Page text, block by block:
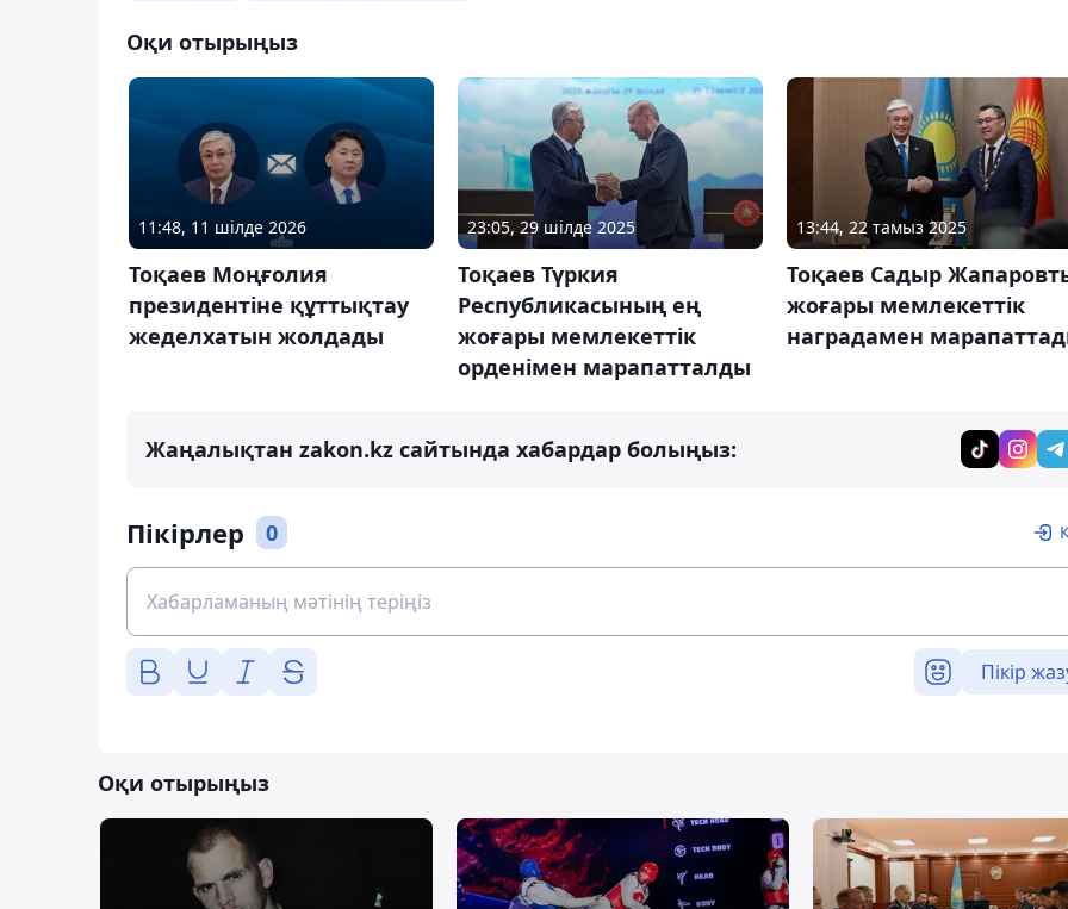
Оқи отырыңыз
11:48, 11 шілде 2026
Тоқаев Моңғолия
президентіне құттықтау
жеделхатын жолдады
23:05, 29 шілде 2025
Тоқаев Түркия
Республикасының ең
жоғары мемлекеттік
орденімен марапатталды
13:44, 22 тамыз 2025
Тоқаев Садыр
жоғары мемлекеттік
наградамен
Жаңалықтан zakon.kz сайтында хабардар болыңыз:
Пікірлер 0
Пікір
Оқи отырыңыз